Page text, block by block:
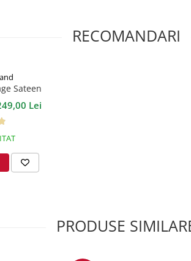
RECOMANDARI
Sateen
Lei
PRODUSE